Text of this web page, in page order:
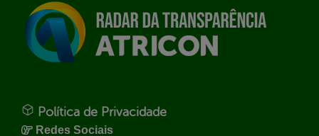
Política de Privacidade
Redes Sociais